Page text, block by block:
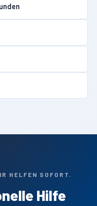
HELFEN SOFORT.
Hilfe